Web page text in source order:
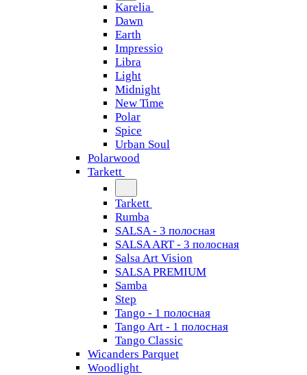
Karelia
Dawn
Earth
Impressio
Libra
Light
Midnight
New Time
Polar
Spice
Urban Soul
Polarwood
Tarkett
Tarkett
Rumba
SALSA - 3 полосная
SALSA ART - 3 полосная
Salsa Art Vision
SALSA PREMIUM
Samba
Step
Tango - 1 полосная
Tango Art - 1 полосная
Tango Classiс
Wicanders Parquet
Woodlight